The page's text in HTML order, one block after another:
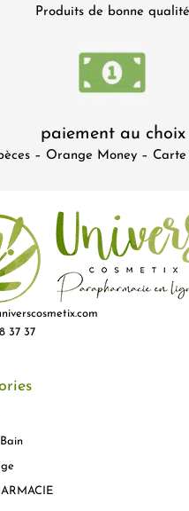
Produits de bonne qualité
paiement au choix
– Orange Money –
37 37